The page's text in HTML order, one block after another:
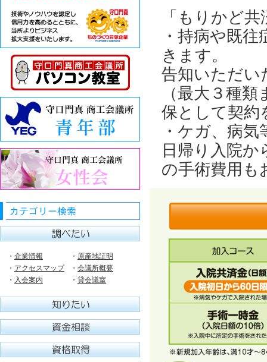
・ 企業情報
・ アクセスマップ
・ 入会案内
・ 原産地証明
・ 会議所概要
・ 貸会議室
「もりかど
・持病や既
きます。
告知いただい
（最大３種
保として契約
・ケガ、病
日帰り入院
の手術費用も